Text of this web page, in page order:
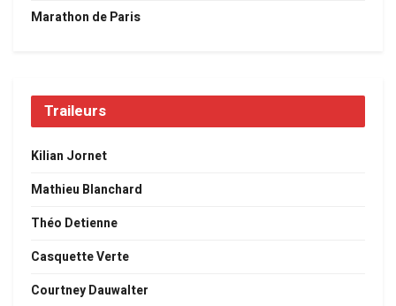
Marathon de Paris
Traileurs
Kilian Jornet
Mathieu Blanchard
Théo Detienne
Casquette Verte
Courtney Dauwalter